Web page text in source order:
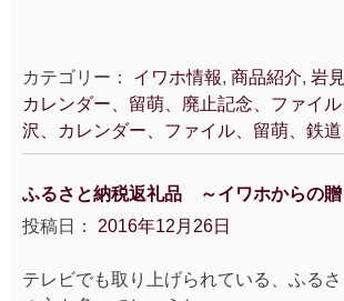
カテゴリー： イワホ情報, 商品紹介, 岩
カレンダー、留萌、廃止記念、ファイ
沢、カレンダー、ファイル、留萌、鉄道
ふるさと納税返礼品 ～イワホからの贈
投稿日： 2016年12月26日
テレビでも取り上げられている、ふる